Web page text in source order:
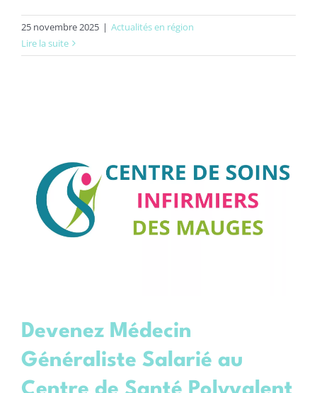
25 novembre 2025 | Actualités en région
Lire la suite
Devenez Médecin
Généraliste Salarié au